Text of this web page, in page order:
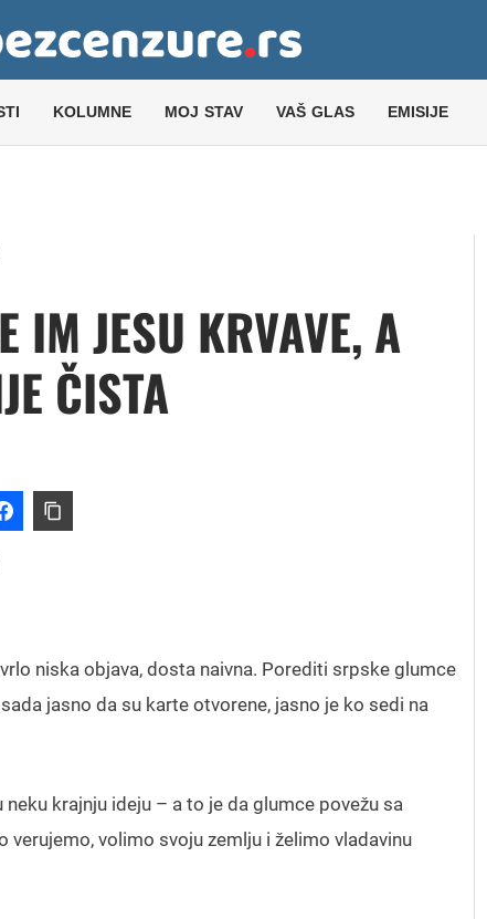
KOLUMNE MOJ STAV VAŠ GLAS EMISIJE
IM JESU KRVAVE, A
ČISTA
niska objava, dosta naivna. Porediti srpske glumce
jasno da su karte otvorene, jasno je ko sedi na
krajnju ideju – a to je da glumce povežu sa
volimo svoju zemlju i želimo vladavinu